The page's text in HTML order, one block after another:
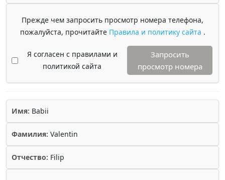
Прежде чем запросить просмотр номера телефона,
пожалуйста, прочитайте Правила и политику сайта .
Я согласен с правилами и
политикой сайта
Запросить
просмотр номера
Имя: Babii
Фамилия: Valentin
Отчество: Filip